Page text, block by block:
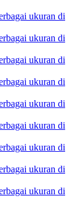
ukuran di
ukuran di
ukuran di
ukuran di
ukuran di
ukuran di
ukuran di
ukuran di
ukuran di